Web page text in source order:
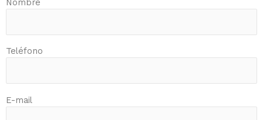
Nombre
Teléfono
E-mail